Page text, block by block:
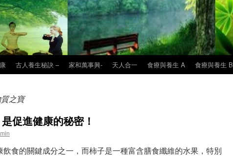
古人養生秘訣 – 家和萬事興- 天人合一 食療與養生 A 食療與養生 B
之寶
促進健康的秘密！
食的關鍵成分之一，而柿子是一種富含膳食纖維的水果，特別